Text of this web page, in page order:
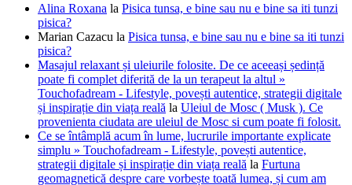
Alina Roxana la Pisica tunsa, e bine sau nu e bine sa iti tunzi
pisica?
Marian Cazacu la Pisica tunsa, e bine sau nu e bine sa iti tunzi
pisica?
Masajul relaxant și uleiurile folosite. De ce aceeași ședință
poate fi complet diferită de la un terapeut la altul »
Touchofadream - Lifestyle, povești autentice, strategii digitale
și inspirație din viața reală la Uleiul de Mosc ( Musk ). Ce
provenienta ciudata are uleiul de Mosc si cum poate fi folosit.
Ce se întâmplă acum în lume, lucrurile importante explicate
simplu » Touchofadream - Lifestyle, povești autentice,
strategii digitale și inspirație din viața reală la Furtuna
geomagnetică despre care vorbește toată lumea, și cum am